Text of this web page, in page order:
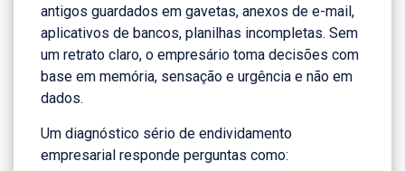
antigos guardados em gavetas, anexos de e-mail,
aplicativos de bancos, planilhas incompletas. Sem
um retrato claro, o empresário toma decisões com
base em memória, sensação e urgência e não em
dados.
Um diagnóstico sério de endividamento
empresarial responde perguntas como: